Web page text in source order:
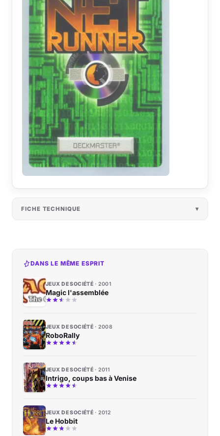
FICHE TECHNIQUE
DANS LE MÊME ESPRIT
JEUX DE SOCIÉTÉ 2001
Magic l'assemblée
JEUX DE SOCIÉTÉ 2008
RoboRally
JEUX DE SOCIÉTÉ 2011
Intrigo, coups bas à Venise
JEUX DE SOCIÉTÉ 2012
Le Hobbit